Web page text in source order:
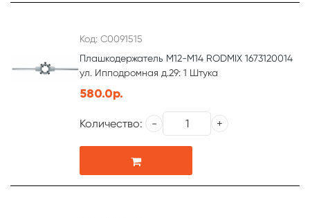
Код: С0091515
Плашкодержатель М12-М14 RODMIX 1673120014
ул. Ипподромная д.29: 1 Штука
580.0р.
Количество: